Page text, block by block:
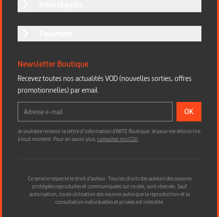
Newsletter Boutique
Recevez toutes nos actualités VOD (nouvelles sorties, offres
promotionnelles) par email
OK
Je souhaite recevoir la lettre d’information d'ARTE Boutique. Je peux me désinscrire
à tout moment. Pour en savoir plus,consultez nos CGU.
Ce service respecte le droit d’auteur. Tous les droits des auteurs des oeuvres
protégées reproduites et communiquées sur ce site, sont réservés. Sauf
autorisation, toute utilisation des oeuvres autre que la reproduction et la
consultation individuelles et privées est interdite.